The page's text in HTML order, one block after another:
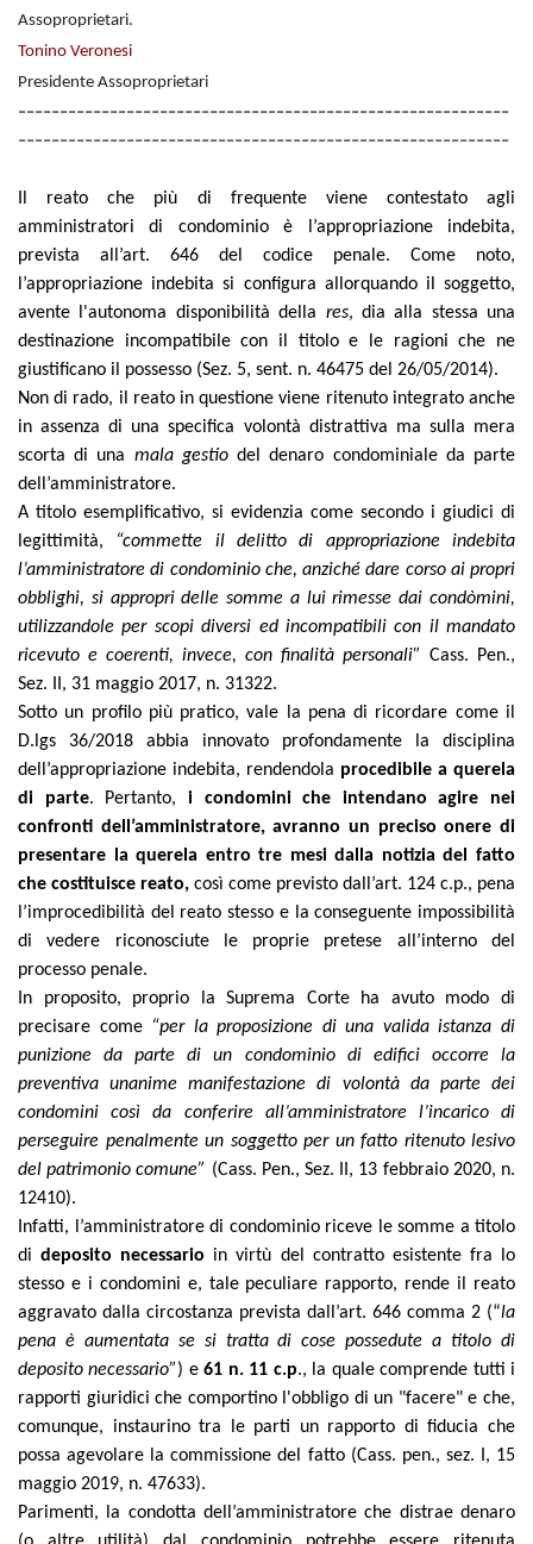
Assoproprietari.
Tonino Veronesi
Presidente Assoproprietari
-----------------------------------------------------------
-----------------------------------------------------------
Il reato che più di frequente viene contestato agli
amministratori di condominio è l’appropriazione indebita,
prevista all’art. 646 del codice penale. Come noto,
l’appropriazione indebita si configura allorquando il soggetto,
avente l'autonoma disponibilità della res, dia alla stessa una
destinazione incompatibile con il titolo e le ragioni che ne
giustificano il possesso (Sez. 5, sent. n. 46475 del 26/05/2014).
Non di rado, il reato in questione viene ritenuto integrato anche
in assenza di una specifica volontà distrattiva ma sulla mera
scorta di una mala gestiodel denaro condominiale da parte
dell’amministratore.
A titolo esemplificativo, si evidenzia come secondo i giudici di
legittimità,
“commette il delitto di appropriazione indebita
l’amministratore di condominio che, anziché dare corso ai propri
obblighi, si appropri delle somme a lui rimesse dai condòmini,
utilizzandole per scopi diversi ed incompatibili con il mandato
ricevuto e coerenti, invece, con finalità personali” Cass. Pen.,
Sez. II, 31 maggio 2017, n. 31322.
Sotto un profilo più pratico, vale la pena di ricordare come il
D.lgs 36/2018 abbia innovato profondamente la disciplina
dell’appropriazione indebita, rendendola procedibile a querela
di parte. Pertanto, i condomini che intendano agire nei
confronti dell’amministratore, avranno un preciso onere di
presentare la querela entro tre mesi dalla notizia del fatto
che costituisce reato, così come previsto dall’art. 124 c.p., pena
l’improcedibilità del reato stesso e la conseguente impossibilità
di vedere riconosciute le proprie pretese all’interno del
processo penale.
In proposito, proprio la Suprema Corte ha avuto modo di
precisare come “per la proposizione di una valida istanza di
punizione da parte di un condominio di edifici occorre la
preventiva unanime manifestazione di volontà da parte dei
condomini così da conferire all’amministratore l’incarico di
perseguire penalmente un soggetto per un fatto ritenuto lesivo
del patrimonio comune” (Cass. Pen., Sez. II, 13 febbraio 2020, n.
12410).
Infatti, l’amministratore di condominio riceve le somme a titolo
dideposito necessario in virtù del contratto esistente fra lo
stesso e i condomini e, tale peculiare rapporto, rende il reato
aggravato dalla circostanza prevista dall’art. 646 comma 2 (“la
pena è aumentata se si tratta di cose possedute a titolo di
deposito necessario”) e61 n. 11 c.p., la quale comprende tutti i
rapporti giuridici che comportino l'obbligo di un "facere" e che,
comunque, instaurino tra le parti un rapporto di fiducia che
possa agevolare la commissione del fatto (Cass. pen., sez. I, 15
maggio 2019, n. 47633).
Parimenti, la condotta dell’amministratore che distrae denaro